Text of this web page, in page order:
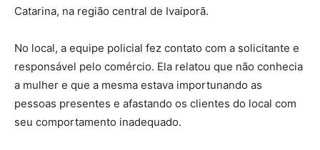
Catarina, na região central de Ivaiporã.
No local, a equipe policial fez contato com a solicitante e
responsável pelo comércio. Ela relatou que não conhecia
a mulher e que a mesma estava importunando as
pessoas presentes e afastando os clientes do local com
seu comportamento inadequado.